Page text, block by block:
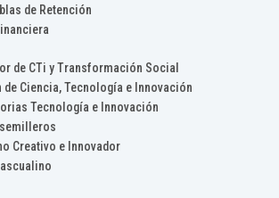
de Retención
de CTi y Transformación Social
de Ciencia, Tecnología e Innovación
Tecnología e Innovación
Creativo e Innovador